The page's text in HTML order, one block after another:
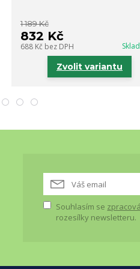
1 189 Kč
832 Kč
688 Kč bez DPH
Zvolit variantu
Souhlasím se
rozesílky newsletteru.